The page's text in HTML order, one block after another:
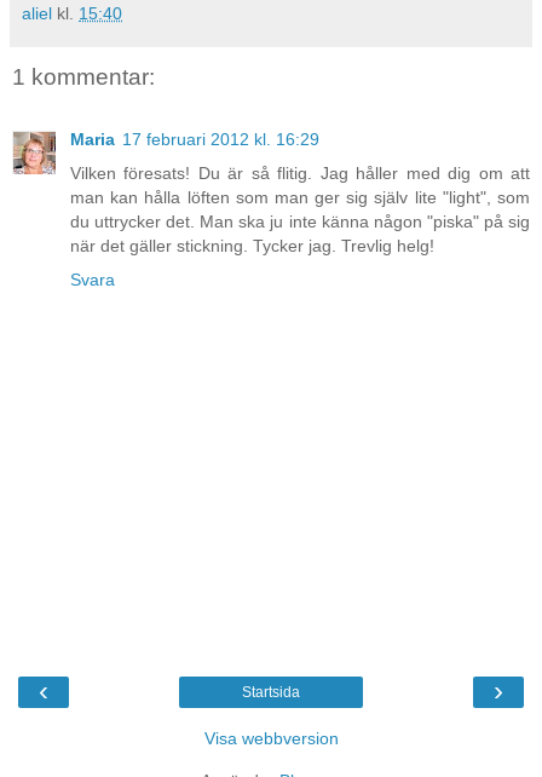
aliel kl. 15:40
1 kommentar:
Maria 17 februari 2012 kl. 16:29
Vilken föresats! Du är så flitig. Jag håller med dig om att
man kan hålla löften som man ger sig själv lite "light", som
du uttrycker det. Man ska ju inte känna någon "piska" på sig
när det gäller stickning. Tycker jag. Trevlig helg!
Svara
‹ ›
Startsida
Visa webbversion